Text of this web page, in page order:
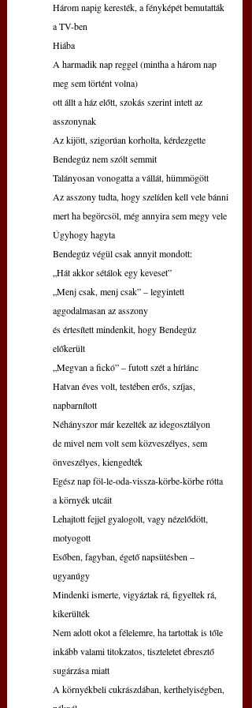
Három napig keresték, a fényképét bemutatták
a TV-ben
Hiába
A harmadik nap reggel (mintha a három nap
meg sem történt volna)
ott állt a ház előtt, szokás szerint intett az
asszonynak
Az kijött, szigorúan korholta, kérdezgette
Bendegúz nem szólt semmit
Talányosan vonogatta a vállát, hümmögött
Az asszony tudta, hogy szelíden kell vele bánni
mert ha begörcsöl, még annyira sem megy vele
Úgyhogy hagyta
Bendegúz végül csak annyit mondott:
„Hát akkor sétálok egy keveset”
„Menj csak, menj csak” – legyintett
aggodalmasan az asszony
és értesített mindenkit, hogy Bendegúz
előkerült
„Megvan a fickó” – futott szét a hírlánc
Hatvan éves volt, testében erős, szíjas,
napbarnított
Néhányszor már kezelték az idegosztályon
de mivel nem volt sem közveszélyes, sem
önveszélyes, kiengedték
Egész nap föl-le-oda-vissza-körbe-körbe rótta
a környék utcáit
Lehajtott fejjel gyalogolt, vagy nézelődött,
motyogott
Esőben, fagyban, égető napsütésben –
ugyanúgy
Mindenki ismerte, vigyáztak rá, figyeltek rá,
kikerülték
Nem adott okot a félelemre, ha tartottak is tőle
inkább valami titokzatos, tiszteletet ébresztő
sugárzása miatt
A környékbeli cukrászdában, kerthelyiségben,